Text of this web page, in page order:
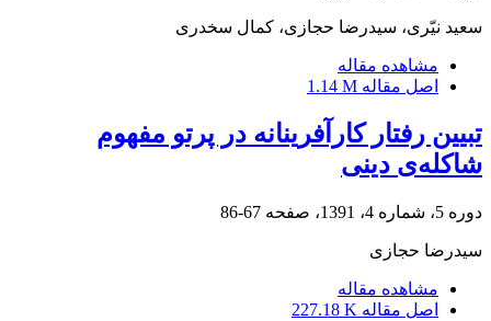
سعید نیّری، سیدرضا حجازی، کمال سخدری
مشاهده مقاله
اصل مقاله 1.14 M
تبیین رفتار کارآفرینانه در پرتو مفهوم
شاکله‌ی دینی
دوره 5، شماره 4، 1391، صفحه 67-86
سیدرضا حجازی
مشاهده مقاله
اصل مقاله 227.18 K